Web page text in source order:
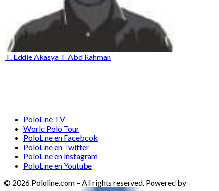
T. Eddie Akasya T. Abd Rahman
PoloLine TV
World Polo Tour
PoloLine en Facebook
PoloLine en Twitter
PoloLine en Instagram
PoloLine en Youtube
© 2026 Pololine.com – All rights reserved. Powered by